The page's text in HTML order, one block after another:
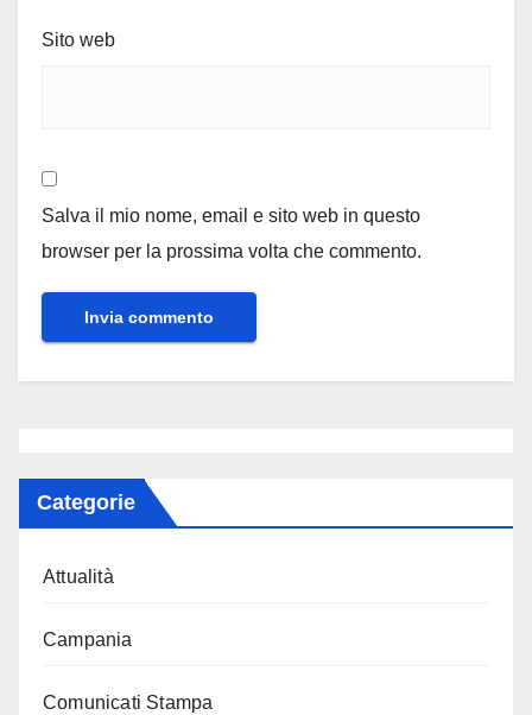
Sito web
Salva il mio nome, email e sito web in questo
browser per la prossima volta che commento.
Categorie
Attualità
Campania
Comunicati Stampa